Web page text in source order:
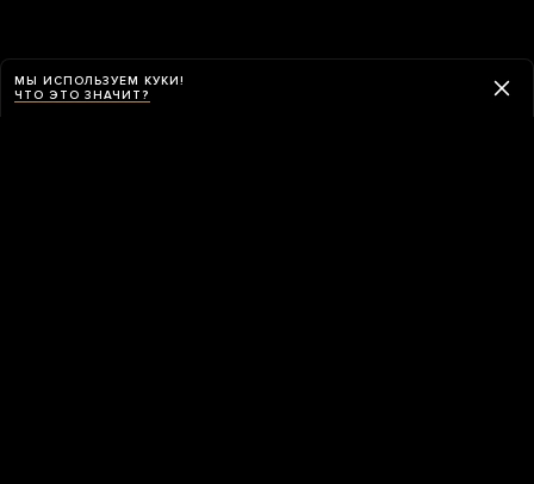
МЫ ИСПОЛЬЗУЕМ КУКИ!
ЧТО ЭТО ЗНАЧИТ?